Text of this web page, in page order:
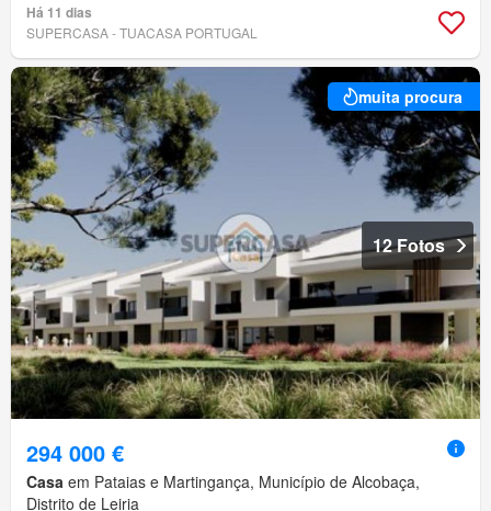
Há 11 dias
SUPERCASA - TUACASA PORTUGAL
muita procura
12 Fotos
294 000 €
Casa em Pataias e Martingança, Município de Alcobaça,
Distrito de Leiria